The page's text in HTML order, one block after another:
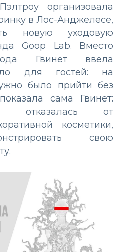
организовала
в Лос-Анджелесе,
новую уходовую
Goop Lab. Вместо
Гвинет ввела
для гостей: на
было прийти без
сама Гвинет:
отказалась от
косметики,
свою